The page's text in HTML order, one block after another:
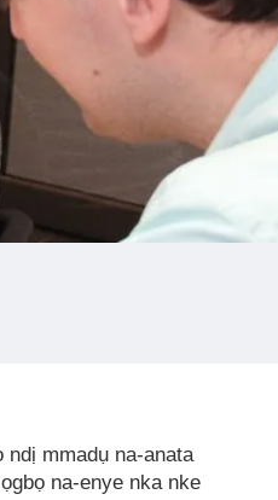
ndị mmadụ na-anata
na-enye nka nke